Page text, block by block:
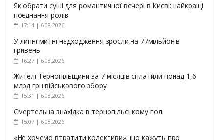
Як обрати суші для романтичної вечері в Києві: найкращі
поєднання ролів
17:14 | 6.08.2026
У липні митні надходження зросли на 77мільйонів
гривень
16:27 | 6.08.2026
Жителі Тернопільщини за 7 місяців сплатили понад 1,6
млрд грн військового збору
15:31 | 6.08.2026
Смертельна знахідка в тернопільському полі
15:07 | 6.08.2026
«Не хочемо втратити колективи»: що кажуть про